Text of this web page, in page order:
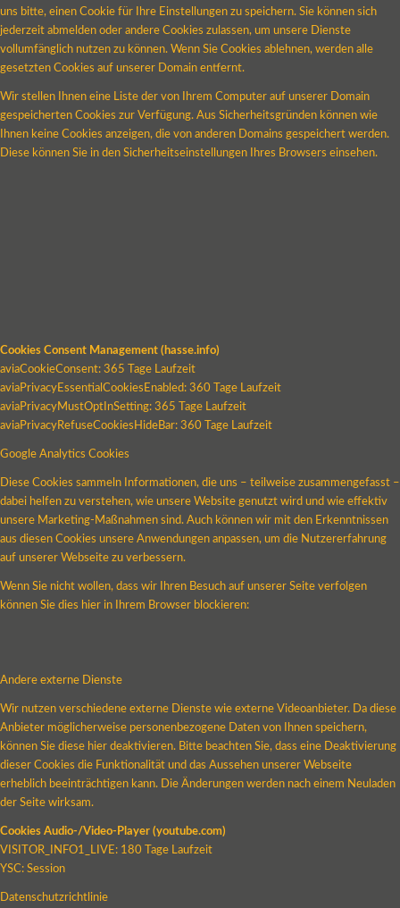
uns bitte, einen Cookie für Ihre Einstellungen zu speichern. Sie können sich
jederzeit abmelden oder andere Cookies zulassen, um unsere Dienste
vollumfänglich nutzen zu können. Wenn Sie Cookies ablehnen, werden alle
gesetzten Cookies auf unserer Domain entfernt.
Wir stellen Ihnen eine Liste der von Ihrem Computer auf unserer Domain
gespeicherten Cookies zur Verfügung. Aus Sicherheitsgründen können wie
Ihnen keine Cookies anzeigen, die von anderen Domains gespeichert werden.
Diese können Sie in den Sicherheitseinstellungen Ihres Browsers einsehen.
Cookies Consent Management (hasse.info)
aviaCookieConsent: 365 Tage Laufzeit
aviaPrivacyEssentialCookiesEnabled: 360 Tage Laufzeit
aviaPrivacyMustOptInSetting: 365 Tage Laufzeit
aviaPrivacyRefuseCookiesHideBar: 360 Tage Laufzeit
Google Analytics Cookies
Diese Cookies sammeln Informationen, die uns – teilweise zusammengefasst –
dabei helfen zu verstehen, wie unsere Website genutzt wird und wie effektiv
unsere Marketing-Maßnahmen sind. Auch können wir mit den Erkenntnissen
aus diesen Cookies unsere Anwendungen anpassen, um die Nutzererfahrung
auf unserer Webseite zu verbessern.
Wenn Sie nicht wollen, dass wir Ihren Besuch auf unserer Seite verfolgen
können Sie dies hier in Ihrem Browser blockieren:
Andere externe Dienste
Wir nutzen verschiedene externe Dienste wie externe Videoanbieter. Da diese
Anbieter möglicherweise personenbezogene Daten von Ihnen speichern,
können Sie diese hier deaktivieren. Bitte beachten Sie, dass eine Deaktivierung
dieser Cookies die Funktionalität und das Aussehen unserer Webseite
erheblich beeinträchtigen kann. Die Änderungen werden nach einem Neuladen
der Seite wirksam.
Cookies Audio-/Video-Player (youtube.com)
VISITOR_INFO1_LIVE: 180 Tage Laufzeit
YSC: Session
Datenschutzrichtlinie